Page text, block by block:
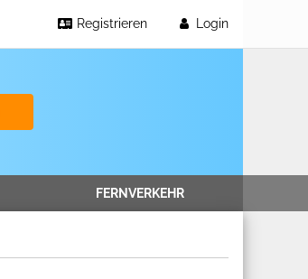
Login
Registrieren
FERNVERKEHR